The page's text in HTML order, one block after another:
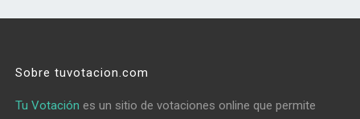
Sobre tuvotacion.com
Tu Votación es un sitio de votaciones online que permite